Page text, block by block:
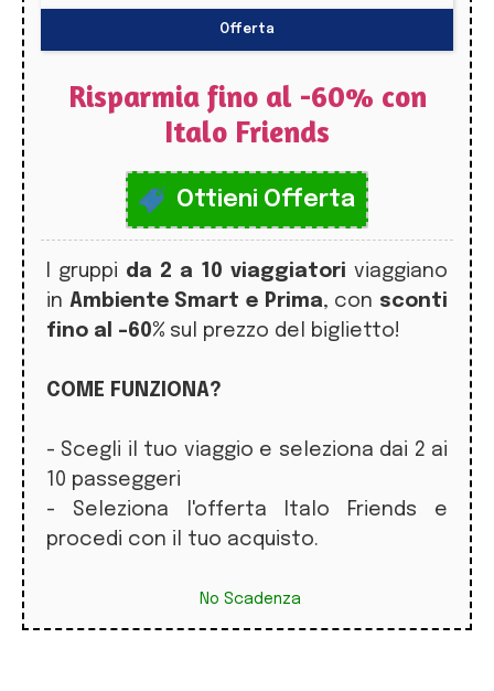
Offerta
Risparmia fino al -60% con
Italo Friends
Ottieni Offerta
I gruppi da 2 a 10 viaggiatori viaggiano
in Ambiente Smart e Prima, con sconti
fino al -60% sul prezzo del biglietto!
COME FUNZIONA?
- Scegli il tuo viaggio e seleziona dai 2 ai
10 passeggeri
- Seleziona l'offerta Italo Friends e
procedi con il tuo acquisto.
No Scadenza